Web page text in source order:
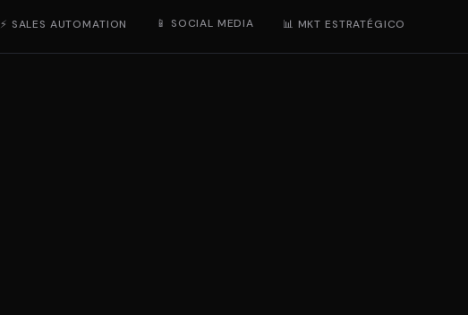
⚡ SALES AUTOMATION 📱 SOCIAL MEDIA 📊 MKT ESTRATÉGICO